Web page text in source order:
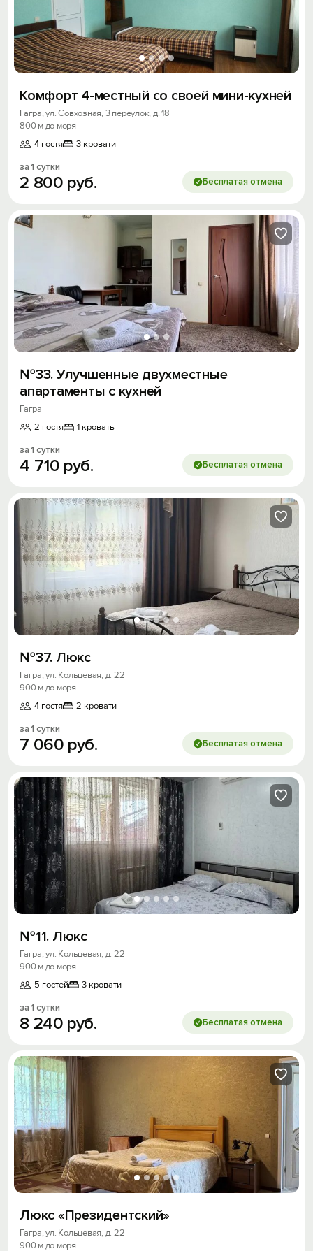
Комфорт 4-местный со своей мини-кухней
Гагра, ул. Совхозная, 3 переулок, д. 18
800 м до моря
4 гостя
3 кровати
за 1 сутки
2 800 руб. Бесплатая отмена
№33. Улучшенные двухместные
апартаменты с кухней
Гагра
2 гостя
1 кровать
за 1 сутки
4 710 руб. Бесплатая отмена
№37. Люкс
Гагра, ул. Кольцевая, д. 22
900 м до моря
4 гостя
2 кровати
за 1 сутки
7 060 руб. Бесплатая отмена
№11. Люкс
Гагра, ул. Кольцевая, д. 22
900 м до моря
5 гостей
3 кровати
за 1 сутки
8 240 руб. Бесплатая отмена
Люкс «Президентский»
Гагра, ул. Кольцевая, д. 22
900 м до моря